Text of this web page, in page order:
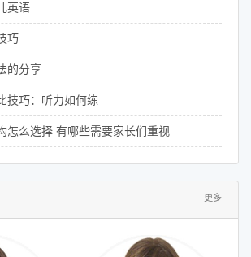
英语
巧
的分享
技巧：听力如何练
怎么选择 有哪些需要家长们重视
更多